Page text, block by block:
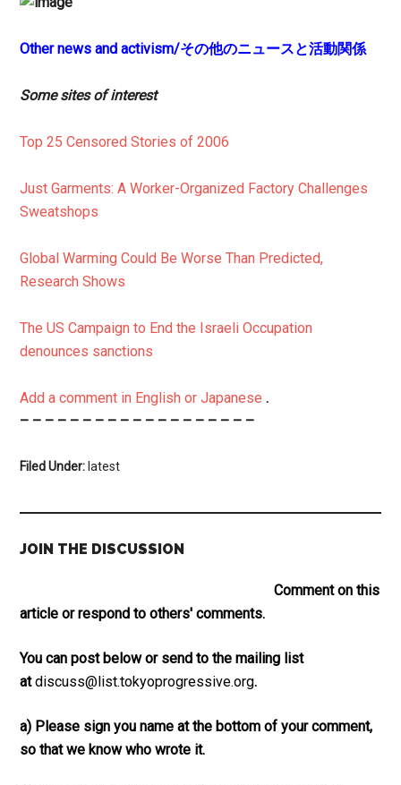
Other news and activism/その他のニュースと活動関係
Some sites of interest
Top 25 Censored Stories of 2006
Just Garments: A Worker-Organized Factory Challenges
Sweatshops
Global Warming Could Be Worse Than Predicted,
Research Shows
The US Campaign to End the Israeli Occupation
denounces sanctions
Add a comment in English or Japanese.
– – – – – – – – – – – – – – – – – – –
Filed Under: latest
JOIN THE DISCUSSION
Comment on this
article or respond to others' comments.
You can post below or send to the mailing list
atdiscuss@list.tokyoprogressive.org.
a) Please sign you name at the bottom of your comment,
so that we know who wrote it.